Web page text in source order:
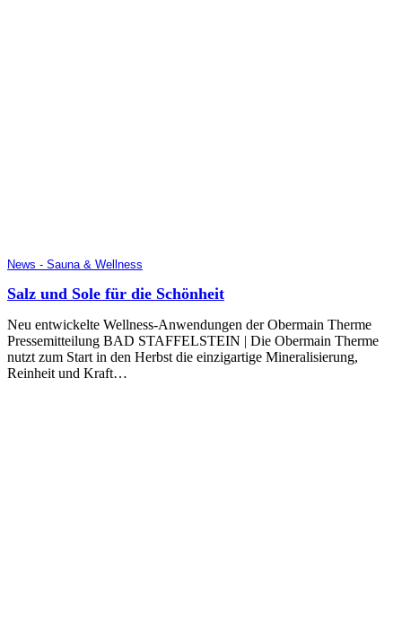
News - Sauna & Wellness
Salz und Sole für die Schönheit
Neu entwickelte Wellness-Anwendungen der Obermain Therme
Pressemitteilung BAD STAFFELSTEIN | Die Obermain Therme
nutzt zum Start in den Herbst die einzigartige Mineralisierung,
Reinheit und Kraft…